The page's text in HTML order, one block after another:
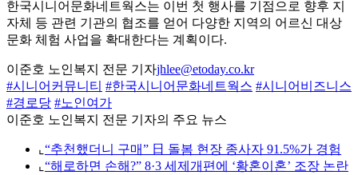
한국시니어문화네트웍스는 이번 첫 행사를 기점으로 향후 지
자체 등 관련 기관의 협조를 얻어 다양한 지역의 어르신 대상
문화 체험 사업을 확대한다는 계획이다.
이준호 노인복지 전문 기자jhlee@etoday.co.kr
#시니어커뮤니티 #한국시니어문화네트웍스 #시니어비즈니스
#경로당 #노인여가
이준호 노인복지 전문 기자의 주요 뉴스
⌞ “추천했더니 구매” 日 돌봄 현장 종사자 91.5%가 경험
⌞ “해로하면 손해?” 8·3 세제개편에 ‘황혼이혼’ 조장 논란